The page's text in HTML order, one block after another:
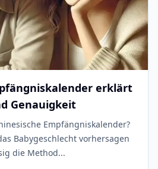
erklärt
Genauigkeit
Empfängniskalender?
Babygeschlecht vorhersagen
die Method...